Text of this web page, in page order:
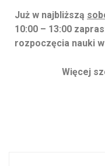
Już w najbliższą
10:00 – 13:00
rozpoczęcia nauki
Więcej